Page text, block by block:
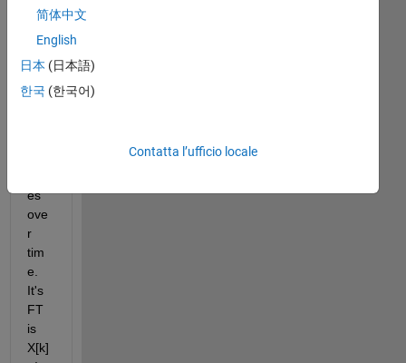
nal
x[n]
,
ose
es
ove
r
tim
e.
It's
FT
is
X[k]
简体中文
English
日本 (日本語)
한국 (한국어)
Contatta l’ufficio locale